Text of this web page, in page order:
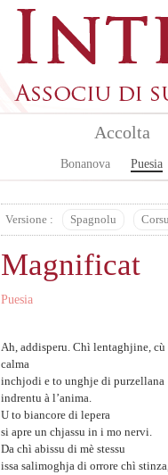
Accolta
Bonanova Puesia
Versione : Spagnolu Corsu
Magnificat
Puesia
Ah, addisperu. Chì lentaghjine, cù
calma
inchjodi e to unghje di purzellana
indrentu à l’anima.
U to biancore di lepera
si apre un chjassu in i mo nervi.
Da chì abissu di mè stessu
issa salimoghja di orrore chì